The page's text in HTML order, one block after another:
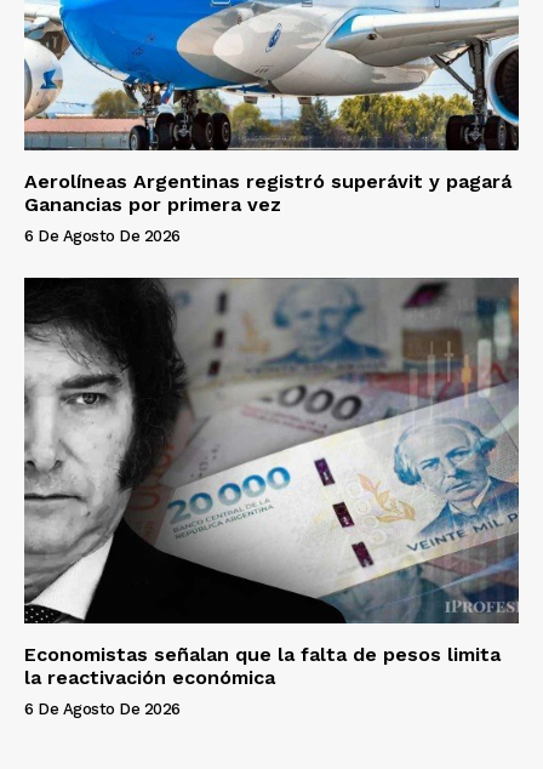
Aerolíneas Argentinas registró superávit y pagará
Ganancias por primera vez
6 De Agosto De 2026
Economistas señalan que la falta de pesos limita
la reactivación económica
6 De Agosto De 2026